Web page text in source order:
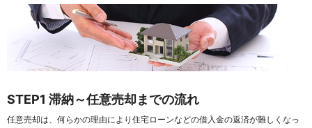
STEP1 滞納～任意売却までの流れ
任意売却は、何らかの理由により住宅ローンなどの借入金の返済が難しくなっ